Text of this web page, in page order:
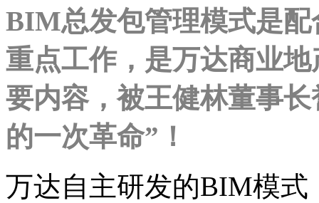
BIM总发包管理模式是配
重点工作，是万达商业
要内容，被王健林董事长
的一次革命” ！
万达自主研发的BIM模